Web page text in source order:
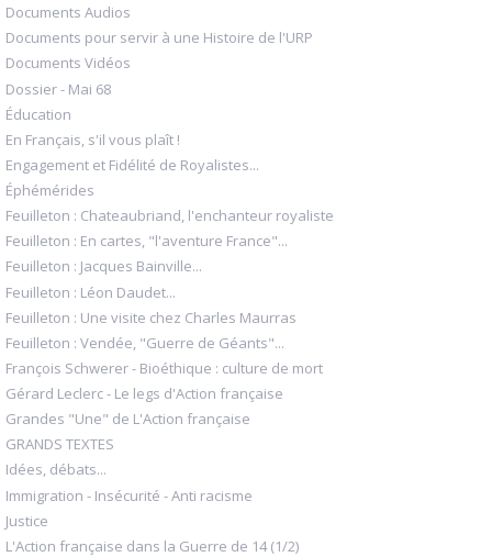
Documents Audios
Documents pour servir à une Histoire de l'URP
Documents Vidéos
Dossier - Mai 68
Éducation
En Français, s'il vous plaît !
Engagement et Fidélité de Royalistes...
Éphémérides
Feuilleton : Chateaubriand, l'enchanteur royaliste
Feuilleton : En cartes, "l'aventure France"...
Feuilleton : Jacques Bainville...
Feuilleton : Léon Daudet...
Feuilleton : Une visite chez Charles Maurras
Feuilleton : Vendée, "Guerre de Géants"...
François Schwerer - Bioéthique : culture de mort
Gérard Leclerc - Le legs d'Action française
Grandes "Une" de L'Action française
GRANDS TEXTES
Idées, débats...
Immigration - Insécurité - Anti racisme
Justice
L'Action française dans la Guerre de 14 (1/2)